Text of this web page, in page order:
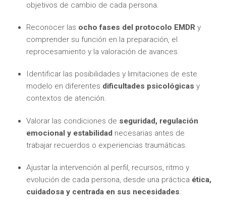
objetivos de cambio de cada persona.
Reconocer las ocho fases del protocolo EMDR y
comprender su función en la preparación, el
reprocesamiento y la valoración de avances.
Identificar las posibilidades y limitaciones de este
modelo en diferentes dificultades psicológicas y
contextos de atención.
Valorar las condiciones de seguridad, regulación
emocional y estabilidad necesarias antes de
trabajar recuerdos o experiencias traumáticas.
Ajustar la intervención al perfil, recursos, ritmo y
evolución de cada persona, desde una práctica ética,
cuidadosa y centrada en sus necesidades.